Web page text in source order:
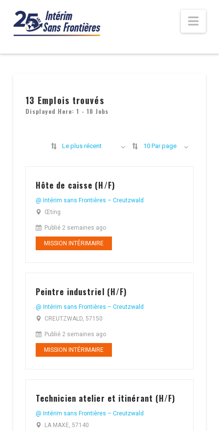
13 Emplois trouvés
Displayed Here: 1 - 10 Jobs
Le plus récent 10 Par page
Hôte de caisse (H/F)
@ Intérim sans Frontières – Creutzwald
Œting
Publié 2 semaines ago
MISSION INTÉRIMAIRE
Peintre industriel (H/F)
@ Intérim sans Frontières – Creutzwald
CREUTZWALD, 57150
Publié 2 semaines ago
MISSION INTÉRIMAIRE
Technicien atelier et itinérant (H/F)
@ Intérim sans Frontières – Creutzwald
LA MAXE, 57140